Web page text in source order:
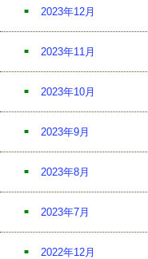
2023年12月
2023年11月
2023年10月
2023年9月
2023年8月
2023年7月
2022年12月